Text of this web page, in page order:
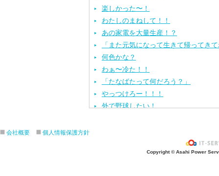
楽しかった〜！
わたしのまねして！！
あの家電を大量生産！？
「また元気になって生きて帰ってき
何色かな？
わぁ〜冷た！！
「たなばたって何だろう？」
やっつけろー！！！
外で野球したい！
あの先生はだ〜れ？
会社概要 個人情報保護方針
Copyright © Asahi Power